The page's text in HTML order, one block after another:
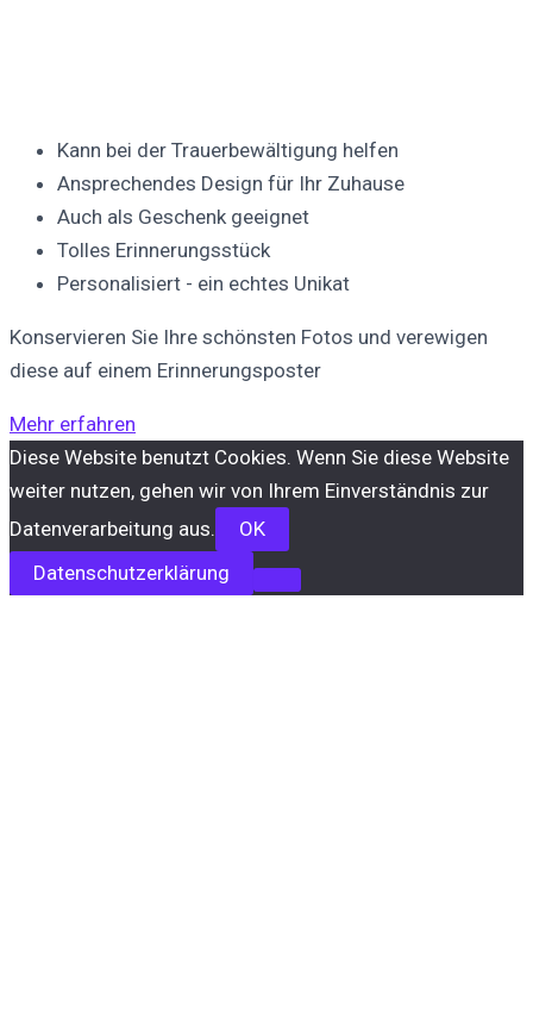
Kann bei der Trauerbewältigung helfen
Ansprechendes Design für Ihr Zuhause
Auch als Geschenk geeignet
Tolles Erinnerungsstück
Personalisiert - ein echtes Unikat
Konservieren Sie Ihre schönsten Fotos und verewigen
diese auf einem Erinnerungsposter
Mehr erfahren
Diese Website benutzt Cookies. Wenn Sie diese Website
weiter nutzen, gehen wir von Ihrem Einverständnis zur
Datenverarbeitung aus.
OK
Datenschutzerklärung